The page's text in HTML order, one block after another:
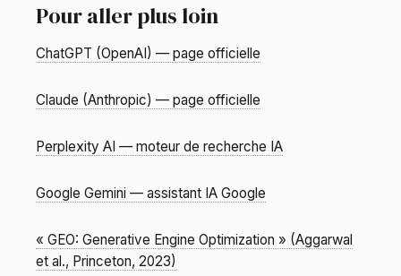
Pour aller plus loin
ChatGPT (OpenAI) — page officielle
Claude (Anthropic) — page officielle
Perplexity AI — moteur de recherche IA
Google Gemini — assistant IA Google
« GEO: Generative Engine Optimization » (Aggarwal
et al., Princeton, 2023)